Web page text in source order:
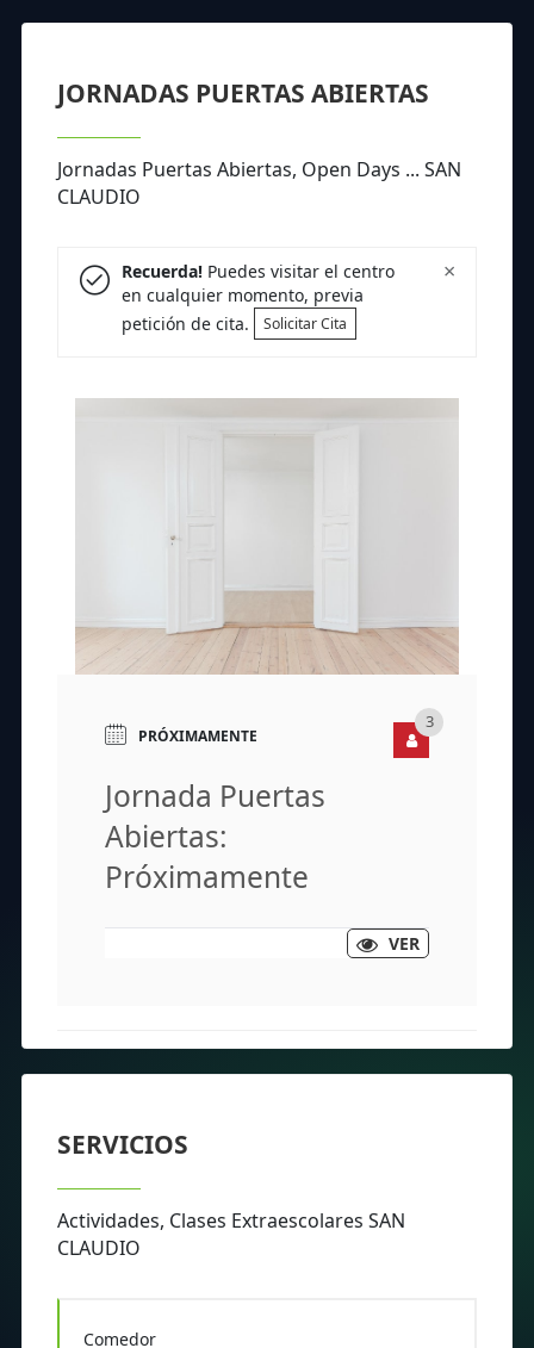
JORNADAS PUERTAS ABIERTAS
Jornadas Puertas Abiertas, Open Days ... SAN
CLAUDIO
×
Recuerda!Puedes visitar el centro
en cualquier momento, previa
petición de cita.
Solicitar Cita
PRÓXIMAMENTE
3
Jornada Puertas
Abiertas:
Próximamente
VER
SERVICIOS
Actividades, Clases Extraescolares SAN
CLAUDIO
Comedor